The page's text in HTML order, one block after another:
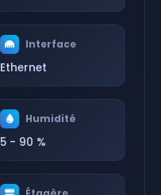
Interface
Ethernet
Humidité
5 - 90 %